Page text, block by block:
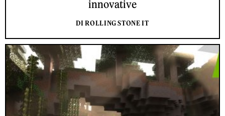
innovative
DI ROLLING STONE IT